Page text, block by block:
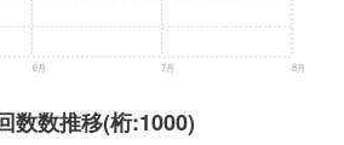
6月 7月 8月
数数推移(桁:1000)